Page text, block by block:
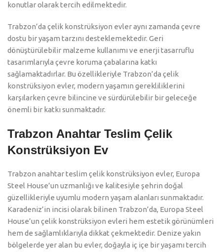
konutlar olarak tercih edilmektedir.
Trabzon’da çelik konstrüksiyon evler aynı zamanda çevre
dostu bir yaşam tarzını desteklemektedir. Geri
dönüştürülebilir malzeme kullanımı ve enerji tasarruflu
tasarımlarıyla çevre koruma çabalarına katkı
sağlamaktadırlar. Bu özellikleriyle Trabzon’da çelik
konstrüksiyon evler, modern yaşamın gerekliliklerini
karşılarken çevre bilincine ve sürdürülebilir bir geleceğe
önemli bir katkı sunmaktadır.
Trabzon Anahtar Teslim Çelik
Konstrüksiyon Ev
Trabzon anahtar teslim çelik konstrüksiyon evler, Europa
Steel House’un uzmanlığı ve kalitesiyle şehrin doğal
güzellikleriyle uyumlu modern yaşam alanları sunmaktadır.
Karadeniz’in incisi olarak bilinen Trabzon’da, Europa Steel
House’un çelik konstrüksiyon evleri hem estetik görünümleri
hem de sağlamlıklarıyla dikkat çekmektedir. Denize yakın
bölgelerde yer alan bu evler, doğayla iç içe bir yaşamı tercih